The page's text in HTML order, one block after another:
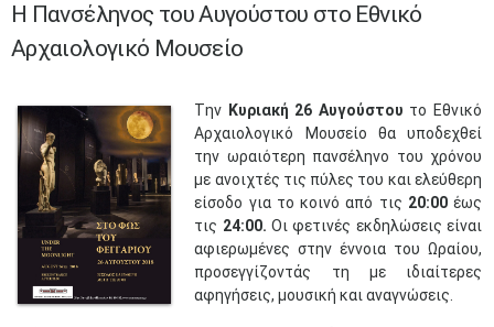
Η Πανσέληνος του Αυγούστου στο Εθνικό
Αρχαιολογικό Μουσείο
Την Κυριακή 26 Αυγούστου το Εθνικό
Αρχαιολογικό Μουσείο θα υποδεχθεί
την ωραιότερη πανσέληνο του χρόνου
με ανοιχτές τις πύλες του και ελεύθερη
είσοδο για το κοινό από τις 20:00έως
τις 24:00. Οι φετινές εκδηλώσεις είναι
αφιερωμένες στην έννοια του Ωραίου,
προσεγγίζοντάς τη με ιδιαίτερες
αφηγήσεις, μουσική και αναγνώσεις.